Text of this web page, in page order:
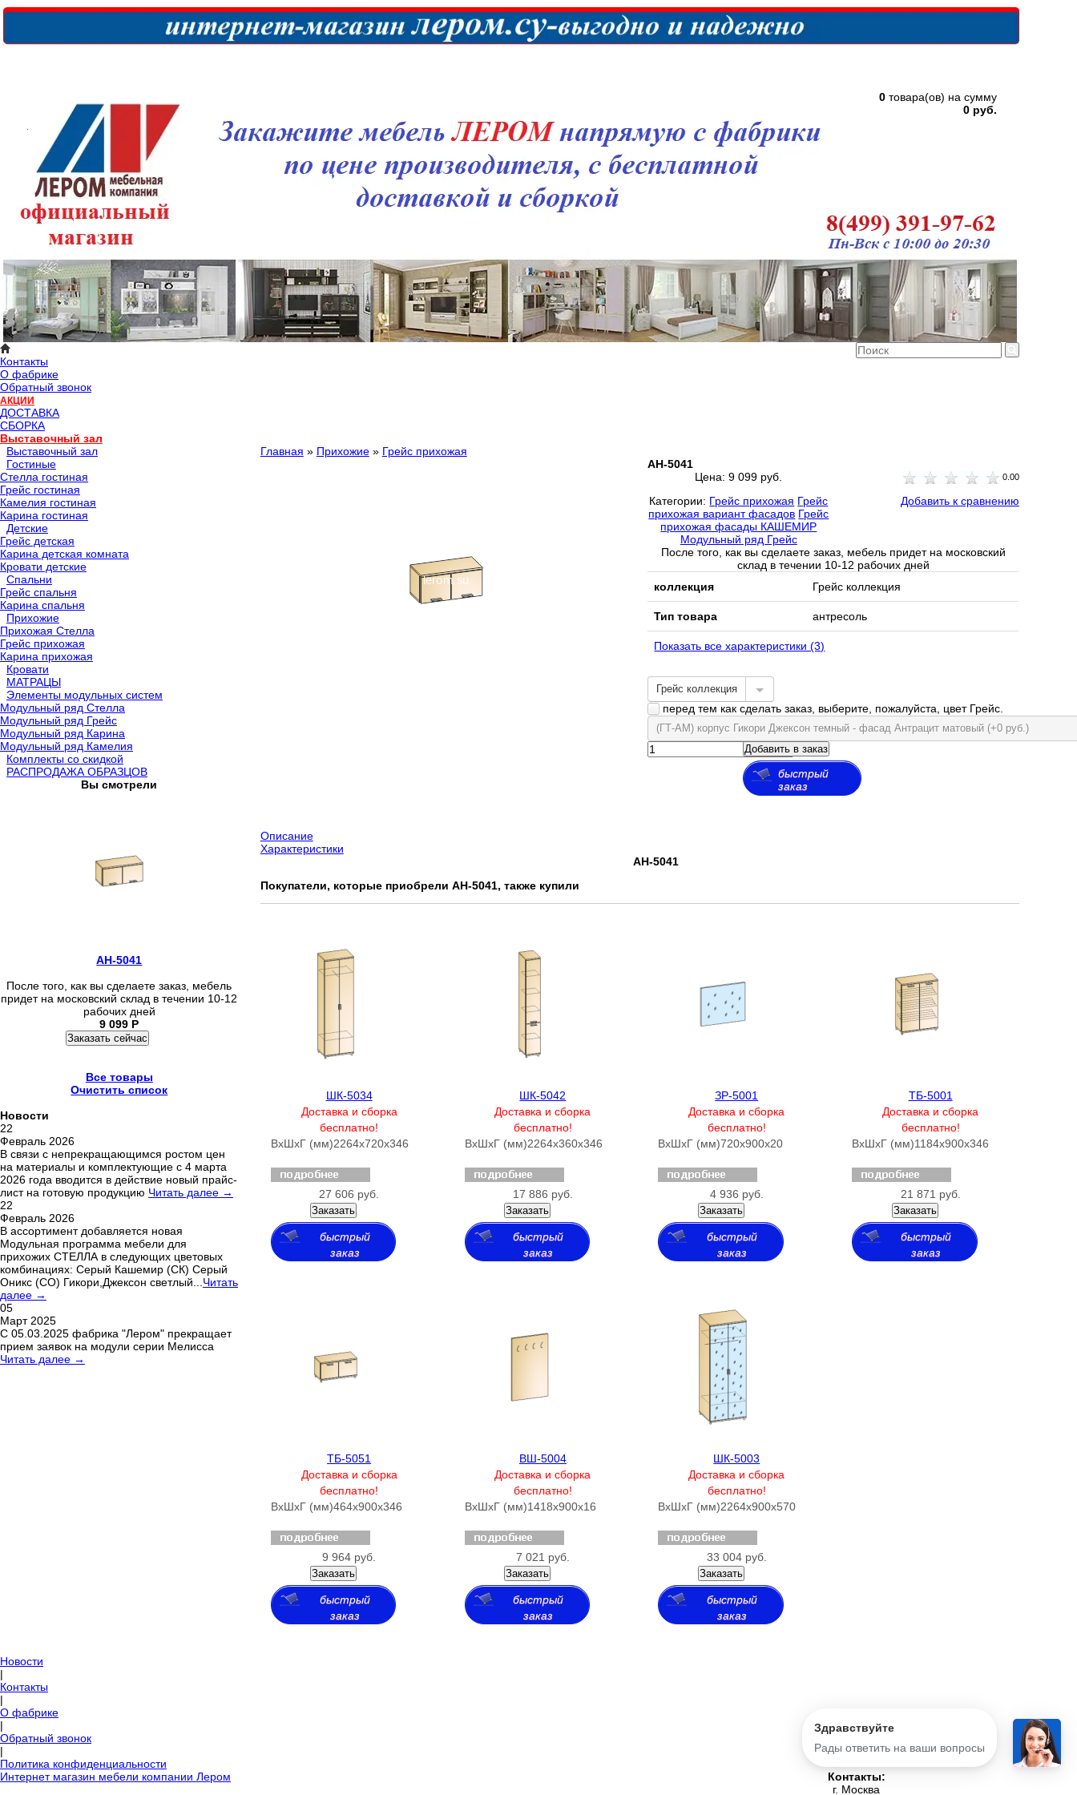
0 товара(ов) на сумму
0 руб.
Контакты
О фабрике
Обратный звонок
АКЦИИ
ДОСТАВКА
СБОРКА
Выставочный зал
Выставочный зал
Гостиные
Стелла гостиная
Грейс гостиная
Камелия гостиная
Карина гостиная
Детские
Грейс детская
Карина детская комната
Кровати детские
Спальни
Грейс спальня
Карина спальня
Прихожие
Прихожая Стелла
Грейс прихожая
Карина прихожая
Кровати
МАТРАЦЫ
Элементы модульных систем
Модульный ряд Стелла
Модульный ряд Грейс
Модульный ряд Карина
Модульный ряд Камелия
Комплекты со скидкой
РАСПРОДАЖА ОБРАЗЦОВ
Вы смотрели
АН-5041
После того, как вы сделаете заказ, мебель
придет на московский склад в течении 10-12
рабочих дней
9 099 Р
Заказать сейчас
Все товары
Очистить список
Новости
22
Февраль 2026
В связи с непрекращающимся ростом цен
на материалы и комплектующие с 4 марта
2026 года вводится в действие новый прайс-
лист на готовую продукцию Читать далее →
22
Февраль 2026
В ассортимент добавляется новая
Модульная программа мебели для
прихожих СТЕЛЛА в следующих цветовых
комбинациях: Серый Кашемир (СК) Серый
Оникс (СО) Гикори,Джексон светлый... Читать
далее →
05
Март 2025
С 05.03.2025 фабрика "Лером" прекращает
прием заявок на модули серии Мелисса
Читать далее →
Главная » Прихожие» Грейс прихожая
АН-5041
Цена:9 099 руб. 0.00
Категории: Грейс прихожая Грейс
прихожая вариант фасадов Грейс
прихожая фасады КАШЕМИР
Модульный ряд Грейс
Добавить к сравнению
После того, как вы сделаете заказ, мебель придет на московский
склад в течении 10-12 рабочих дней
коллекция
Грейс коллекция
Тип товара антресоль
Показать все характеристики (3)
Грейс коллекция
перед тем как сделать заказ, выберите, пожалуйста, цвет Грейс.
(ГТ-АМ) корпус Гикори Джексон темный - фасад Антрацит матовый (+0 руб.)
Добавить в заказ
быстрый
заказ
Описание
Характеристики
АН-5041
Покупатели, которые приобрели АН-5041, также купили
ШК-5034
Доставка и сборка
бесплатно!
ВхШхГ (мм)2264х720х346
27 606 руб.
Заказать
быстрый
заказ
ШК-5042
Доставка и сборка
бесплатно!
ВхШхГ (мм)2264х360х346
17 886 руб.
Заказать
быстрый
заказ
ЗР-5001
Доставка и сборка
бесплатно!
ВхШхГ (мм)720х900х20
4 936 руб.
Заказать
быстрый
заказ
ТБ-5001
Доставка и сборка
бесплатно!
ВхШхГ (мм)1184х900х346
21 871 руб.
Заказать
быстрый
заказ
ТБ-5051
Доставка и сборка
бесплатно!
ВхШхГ (мм)464х900х346
9 964 руб.
Заказать
быстрый
заказ
ВШ-5004
Доставка и сборка
бесплатно!
ВхШхГ (мм)1418х900х16
7 021 руб.
Заказать
быстрый
заказ
ШК-5003
Доставка и сборка
бесплатно!
ВхШхГ (мм)2264х900х570
33 004 руб.
Заказать
быстрый
заказ
Новости
|
Контакты
|
О фабрике
|
Обратный звонок
|
Политика конфиденциальности
Интернет магазин мебели компании Лером
Контакты:
г. Москва
Здравствуйте
Рады ответить на ваши вопросы